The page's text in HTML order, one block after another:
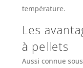
température.
Les
à pellets
Aussi connue